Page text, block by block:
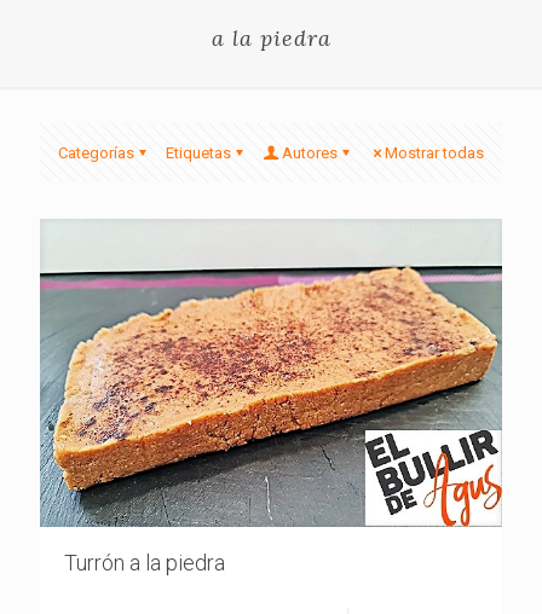
a la piedra
Categorías Etiquetas Autores Mostrar todas
Turrón a la piedra